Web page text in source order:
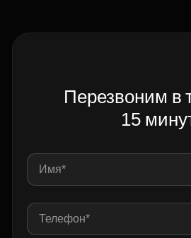
Перезвоним в
15